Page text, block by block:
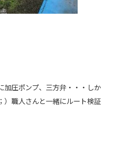
加圧ポンプ、三方弁・・・しか
）職人さんと一緒にルート検証